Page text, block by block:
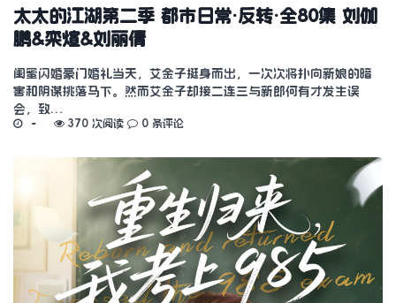
太太的江湖第二季 都市日常·反转·全80集 刘伽
鹏&栾煊&刘丽倩
闺蜜闪婚豪门婚礼当天，艾金子挺身而出，一次次将扑向新娘的暗
害和阴谋挑落马下。然而艾金子却接二连三与新郎何有才发生误
会，致…
370 次阅读 0 条评论